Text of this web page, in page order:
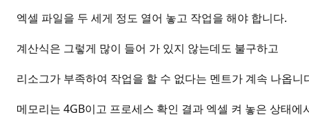
엑셀 파일을 두 세게 정도 열어 놓고 작업을 해야 합니다.
계산식은 그렇게 많이 들어 가 있지 않는데도 불구하고
리소그가 부족하여 작업을 할 수 없다는 멘트가 계속 나옵니
메모리는 4GB이고 프로세스 확인 결과 엑셀 켜 놓은 상태에